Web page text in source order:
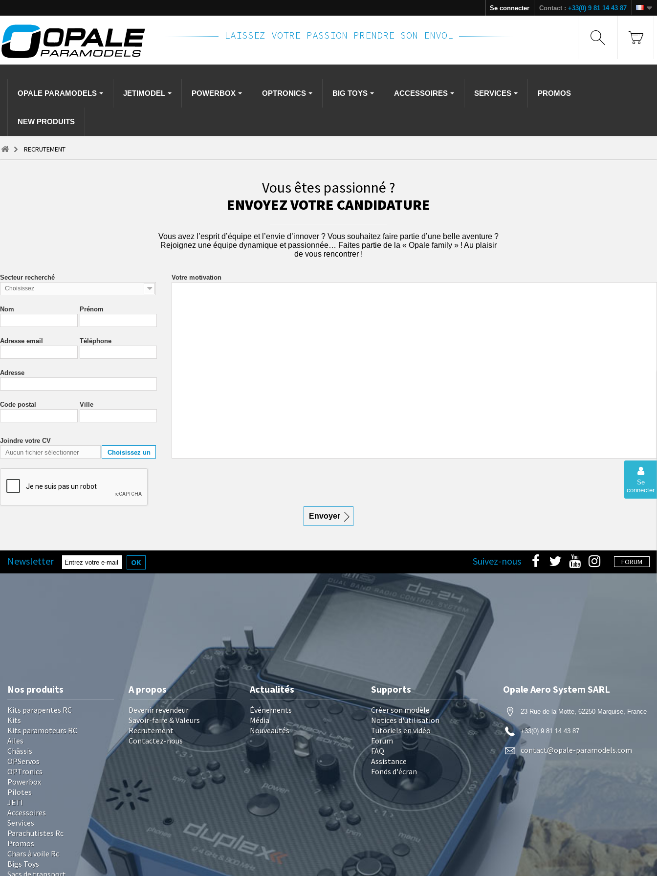
Contact : +33(0) 9 81 14 43 87
Se connecter
LAISSEZ VOTRE PASSION PRENDRE SON ENVOL
OPALE PARAMODELS JETIMODEL POWERBOX OPTRONICS BIG TOYS ACCESSOIRES SERVICES PROMOS
NEW PRODUITS
Se
connecter
RECRUTEMENT
Vous êtes passionné ?
ENVOYEZ VOTRE CANDIDATURE
Vous avez l’esprit d’équipe et l’envie d’innover ? Vous souhaitez faire partie d’une belle aventure ?
Rejoignez une équipe dynamique et passionnée… Faites partie de la « Opale family » ! Au plaisir
de vous rencontrer !
Secteur recherché
Choisissez
Nom Prénom
Adresse email Téléphone
Adresse
Code postal Ville
Joindre votre CV
Aucun fichier sélectionner
Choisissez un
Votre motivation
Envoyer
Newsletter OK FORUM
Suivez-nous
Nos produits
Kits parapentes RC
Kits
Kits paramoteurs RC
Ailes
Châssis
OPServos
OPTronics
Powerbox
Pilotes
JETI
Accessoires
Services
Parachutistes Rc
Promos
Chars à voile Rc
Bigs Toys
Sacs de transport
A propos
Devenir revendeur
Savoir-faire & Valeurs
Recrutement
Contactez-nous
Actualités
Événements
Média
Nouveautés
Supports
Créer son modèle
Notices d'utilisation
Tutoriels en vidéo
Forum
FAQ
Assistance
Fonds d'écran
Opale Aero System SARL
23 Rue de la Motte, 62250 Marquise, France
+33(0) 9 81 14 43 87
contact@opale-paramodels.com